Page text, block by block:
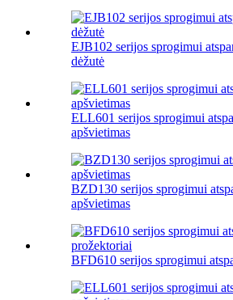
EJB102 serijos sprogimui
dėžutė
ELL601 serijos sprogimui
apšvietimas
BZD130 serijos sprogimui
apšvietimas
BFD610 serijos sprogimui